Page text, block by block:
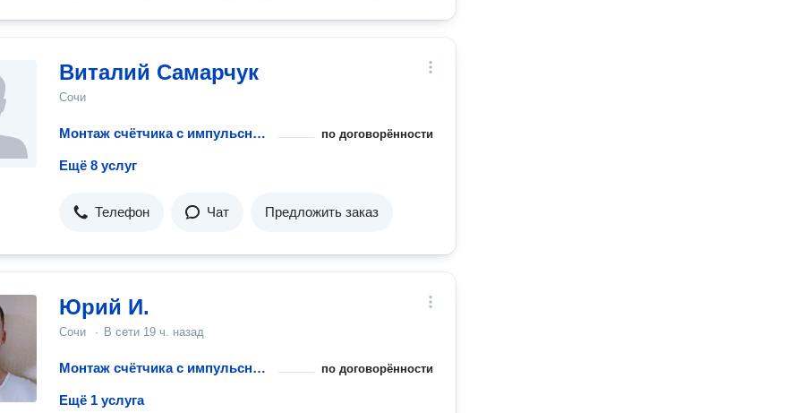
Виталий Самарчук
Сочи
Монтаж счётчика с импульсным выходом по договорённости
Ещё 8 услуг
Телефон Чат Предложить заказ
Юрий И.
Сочи · В сети 19 ч. назад
Монтаж счётчика с импульсным выходом по договорённости
Ещё 1 услуга